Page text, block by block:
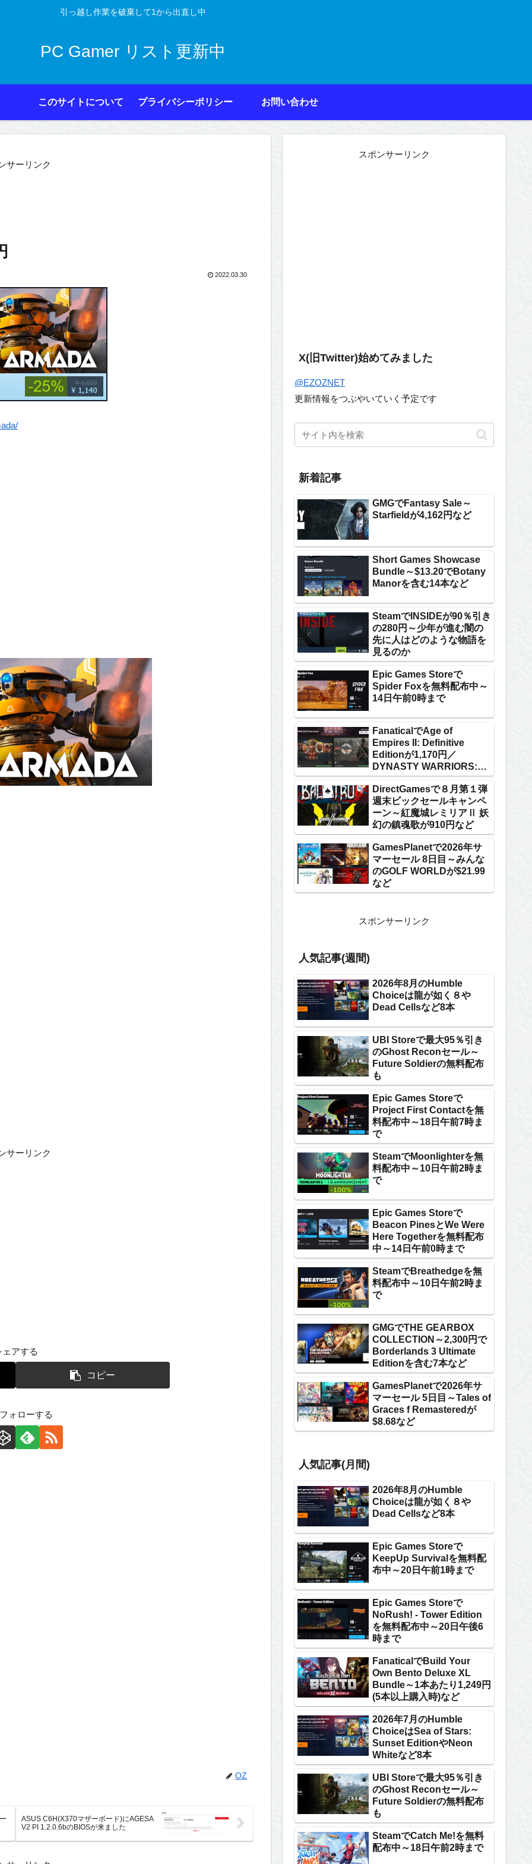
引っ越し作業を破棄して1から出直し中
PC Gamer リスト更新中
このサイトについて プライバシーポリシー お問い合わせ
サーリンク
2022.03.30
サーリンク
ェアする
コピー
ォローする
OZ
ASUS C6H(X370マザーボード)にAGESA
V2 PI 1.2.0.6bのBIOSが来ました
スポンサーリンク
X(旧Twitter)始めてみました
@EZOZNET
更新情報をつぶやいていく予定です
新着記事
GMGでFantasy Sale～
Starfieldが4,162円など
Short Games Showcase
Bundle～$13.20でBotany
Manorを含む14本など
SteamでINSIDEが90％引き
の280円～少年が進む闇の
先に人はどのような物語を
見るのか
Epic Games Storeで
Spider Foxを無料配布中～
14日午前0時まで
FanaticalでAge of
Empires II: Definitive
Editionが1,170円／
DYNASTY WARRIORS:
ORIGINSが5,711円
DirectGamesで８月第１弾
週末ビックセールキャンペ
ーン～紅魔城レミリアⅡ 妖
幻の鎮魂歌が910円など
GamesPlanetで2026年サ
マーセール 8日目～みんな
のGOLF WORLDが$21.99
など
スポンサーリンク
人気記事(週間)
2026年8月のHumble
Choiceは龍が如く８や
Dead Cellsなど8本
UBI Storeで最大95％引き
のGhost Reconセール～
Future Soldierの無料配布
も
Epic Games Storeで
Project First Contactを無
料配布中～18日午前7時ま
で
SteamでMoonlighterを無
料配布中～10日午前2時ま
で
Epic Games Storeで
Beacon PinesとWe Were
Here Togetherを無料配布
中～14日午前0時まで
SteamでBreathedgeを無
料配布中～10日午前2時ま
で
GMGでTHE GEARBOX
COLLECTION～2,300円で
Borderlands 3 Ultimate
Editionを含む7本など
GamesPlanetで2026年サ
マーセール 5日目～Tales of
Graces f Remasteredが
$8.68など
人気記事(月間)
2026年8月のHumble
Choiceは龍が如く８や
Dead Cellsなど8本
Epic Games Storeで
KeepUp Survivalを無料配
布中～20日午前1時まで
Epic Games Storeで
NoRush! - Tower Edition
を無料配布中～20日午後6
時まで
FanaticalでBuild Your
Own Bento Deluxe XL
Bundle～1本あたり1,249円
(5本以上購入時)など
2026年7月のHumble
ChoiceはSea of Stars:
Sunset EditionやNeon
Whiteなど8本
UBI Storeで最大95％引き
のGhost Reconセール～
Future Soldierの無料配布
も
SteamでCatch Me!を無料
配布中～18日午前2時まで